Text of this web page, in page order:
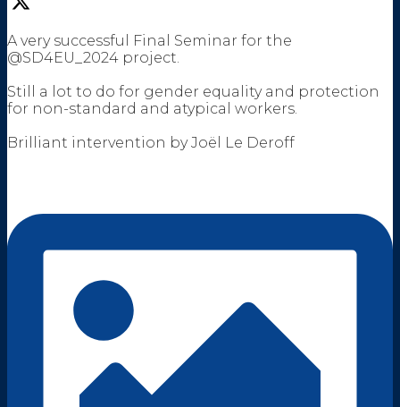
A very successful Final Seminar for the
@SD4EU_2024 project.
Still a lot to do for gender equality and protection
for non-standard and atypical workers.
Brilliant intervention by Joël Le Deroff